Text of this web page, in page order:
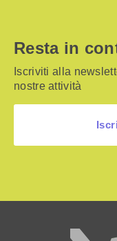
Resta in
Iscriviti alla
nostre attività